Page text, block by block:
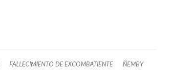
FALLECIMIENTO DE EXCOMBATIENTE ÑEMBY